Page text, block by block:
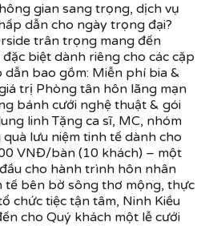
gian sang trọng, dịch vụ
dẫn cho ngày trọng đại?
trân trọng mang đến
biệt dành riêng cho các cặp
dẫn bao gồm: Miễn phí bia &
trị Phòng tân hôn lãng mạn
bánh cưới nghệ thuật & gói
linh Tặng ca sĩ, MC, nhóm
lưu niệm tinh tế dành cho
VNĐ/bàn (10 khách) – một
cho hành trình hôn nhân
tế bên bờ sông thơ mộng, thực
chức tiệc tận tâm, Ninh Kiều
cho Quý khách một lễ cưới